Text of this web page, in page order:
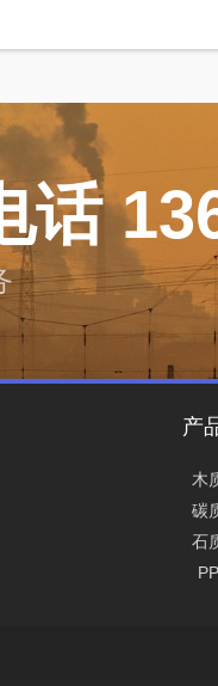
话
产
木
碳
石